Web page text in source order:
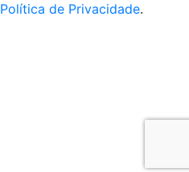
Política de Privacidade.